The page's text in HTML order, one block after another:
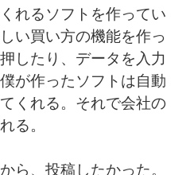
中文
れるソフトを作ってい
い買い方の機能を作っ
したり、データを入力
が作ったソフトは自動
くれる。それで会社の
る。
ら、投稿したかった。